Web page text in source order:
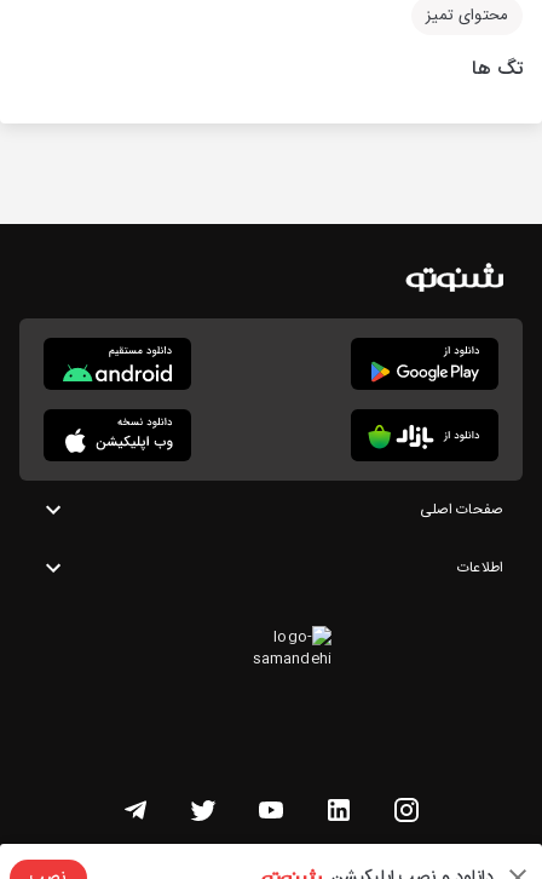
محتوای تمیز
تگ ها
صفحات اصلی
اطلاعات
تمامی حقوق این وبسایت متعلق به شنوتو است